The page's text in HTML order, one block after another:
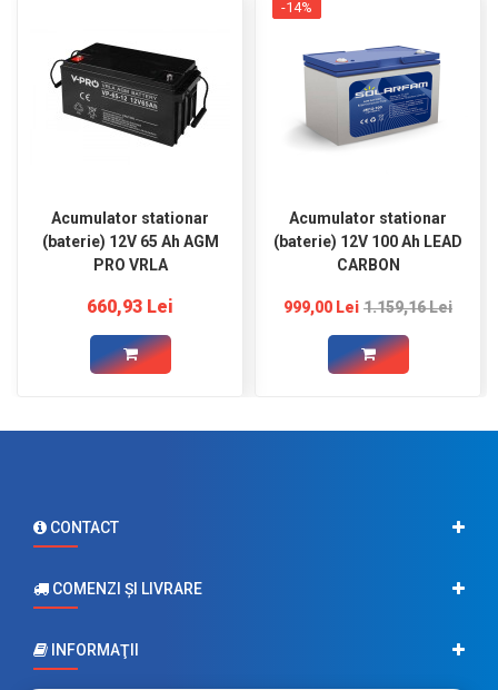
Acumulator stationar
(baterie) 12V 65 Ah AGM
PRO VRLA
660,93 Lei
Acumulator stationar
(baterie) 12V 100 Ah LEAD
CARBON
999,00 Lei 1.159,16 Lei
-14%
CONTACT
COMENZI ŞI LIVRARE
INFORMAŢII